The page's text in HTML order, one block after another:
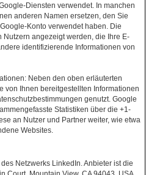
Diensten verwendet. In manchen
anderen Namen ersetzen, den Sie
Konto verwendet haben. Die
Nutzern angezeigt werden, die Ihre E-
identifizierende Informationen von
Neben den oben erläuterten
von Ihnen bereitgestellten Informationen
genutzt. Google
Statistiken über die +1-
an Nutzer und Partner weiter, wie etwa
Websites.
Netzwerks LinkedIn. Anbieter ist die